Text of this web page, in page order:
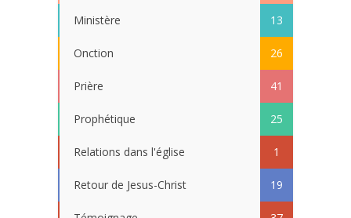
Ministère 13
Onction 26
Prière 41
Prophétique 25
Relations dans l'église 1
Retour de Jesus-Christ 19